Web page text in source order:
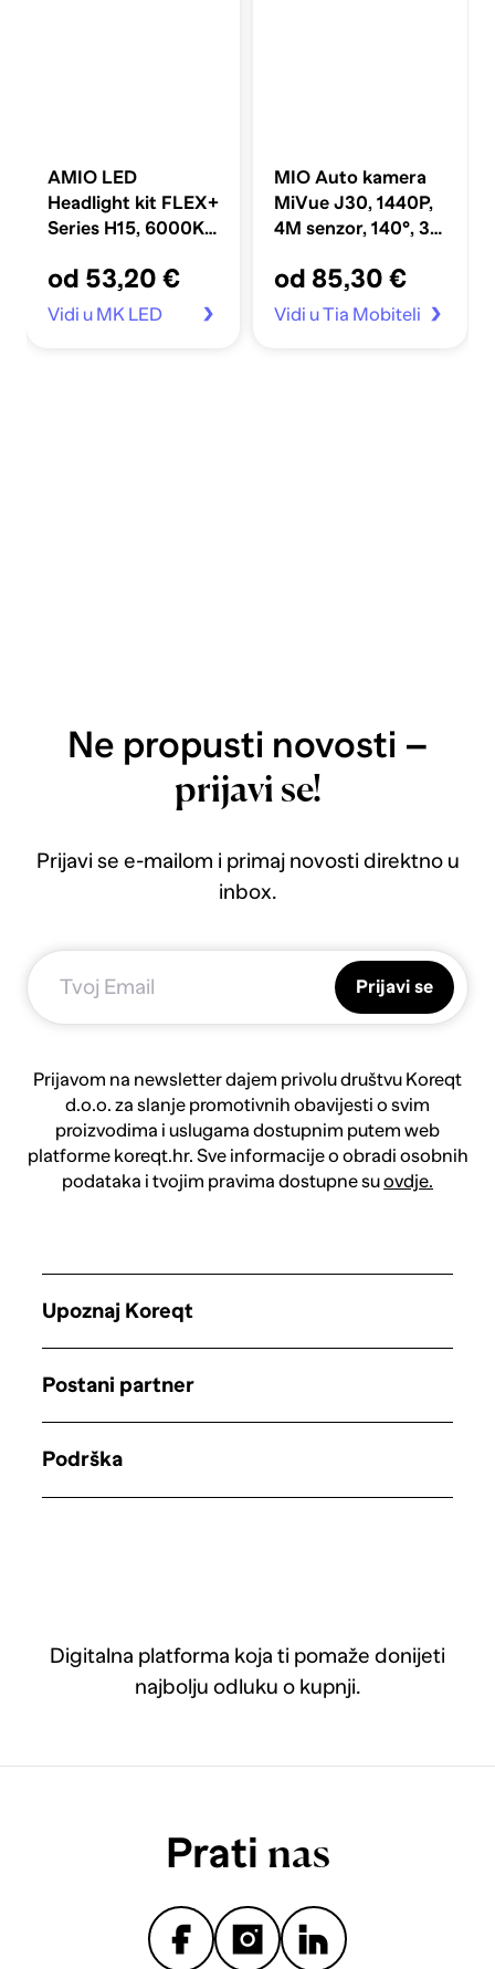
AMIO LED
Headlight kit FLEX+
Series H15, 6000K,
svjetla
od 53,20 €
Vidi u MK LED
MIO Auto kamera
MiVue J30, 1440P,
4M senzor, 140°, 3-
od 85,30 €
Vidi u Tia Mobiteli
Ne propusti novosti –
prijavi se!
Prijavi se e-mailom i primaj novosti direktno u
inbox.
Prijavi se
Prijavom na newsletter dajem privolu društvu Koreqt
d.o.o. za slanje promotivnih obavijesti o svim
proizvodima i uslugama dostupnim putem web
platforme koreqt.hr. Sve informacije o obradi osobnih
podataka i tvojim pravima dostupne suovdje.
Digitalna platforma koja ti pomaže donijeti
najbolju odluku o kupnji.
Upoznaj Koreqt
Postani partner
Podrška
Prati nas